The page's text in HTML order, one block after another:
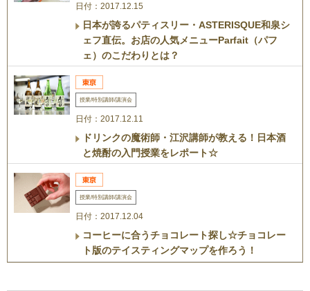
日付：2017.12.15
日本が誇るパティスリー・ASTERISQUE和泉シ
ェフ直伝。お店の人気メニューParfait（パフ
ェ）のこだわりとは？
授業/特別講師/講演会
日付：2017.12.11
ドリンクの魔術師・江沢講師が教える！日本酒
と焼酎の入門授業をレポート☆
授業/特別講師/講演会
日付：2017.12.04
コーヒーに合うチョコレート探し☆チョコレー
ト版のテイスティングマップを作ろう！